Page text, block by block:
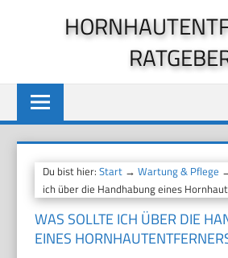
Du bist hier:Start →Wartung & Pflege
ich über die Handhabung eines
WAS SOLLTE ICH ÜBER DIE
EINES